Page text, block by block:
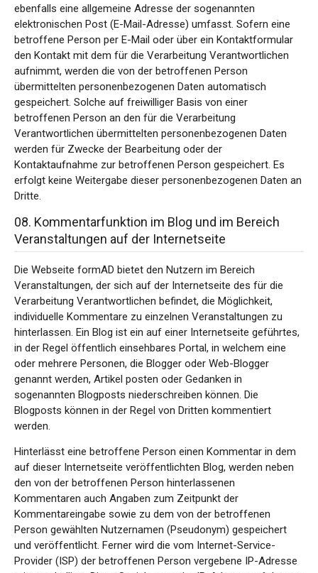
ebenfalls eine allgemeine Adresse der sogenannten
elektronischen Post (E-Mail-Adresse) umfasst. Sofern eine
betroffene Person per E-Mail oder über ein Kontaktformular
den Kontakt mit dem für die Verarbeitung Verantwortlichen
aufnimmt, werden die von der betroffenen Person
übermittelten personenbezogenen Daten automatisch
gespeichert. Solche auf freiwilliger Basis von einer
betroffenen Person an den für die Verarbeitung
Verantwortlichen übermittelten personenbezogenen Daten
werden für Zwecke der Bearbeitung oder der
Kontaktaufnahme zur betroffenen Person gespeichert. Es
erfolgt keine Weitergabe dieser personenbezogenen Daten an
Dritte.
08. Kommentarfunktion im Blog und im Bereich
Veranstaltungen auf der Internetseite
Die Webseite formAD bietet den Nutzern im Bereich
Veranstaltungen, der sich auf der Internetseite des für die
Verarbeitung Verantwortlichen befindet, die Möglichkeit,
individuelle Kommentare zu einzelnen Veranstaltungen zu
hinterlassen. Ein Blog ist ein auf einer Internetseite geführtes,
in der Regel öffentlich einsehbares Portal, in welchem eine
oder mehrere Personen, die Blogger oder Web-Blogger
genannt werden, Artikel posten oder Gedanken in
sogenannten Blogposts niederschreiben können. Die
Blogposts können in der Regel von Dritten kommentiert
werden.
Hinterlässt eine betroffene Person einen Kommentar in dem
auf dieser Internetseite veröffentlichten Blog, werden neben
den von der betroffenen Person hinterlassenen
Kommentaren auch Angaben zum Zeitpunkt der
Kommentareingabe sowie zu dem von der betroffenen
Person gewählten Nutzernamen (Pseudonym) gespeichert
und veröffentlicht. Ferner wird die vom Internet-Service-
Provider (ISP) der betroffenen Person vergebene IP-Adresse